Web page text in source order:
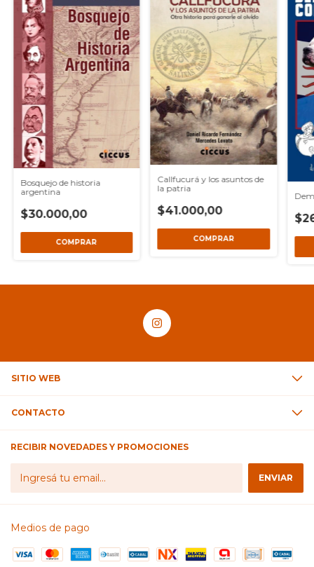
Bosquejo de historia
argentina
$30.000,00
Callfucurá y los asuntos de
la patria
$41.000,00
SITIO WEB
CONTACTO
RECIBIR NOVEDADES Y PROMOCIONES
Medios de pago